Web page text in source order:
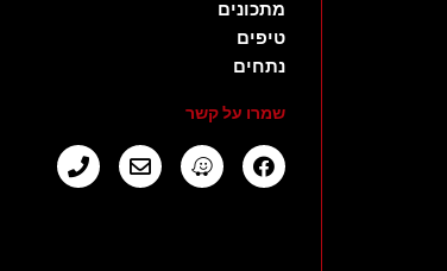
מתכונים
טיפים
נתחים
שמרו על קשר